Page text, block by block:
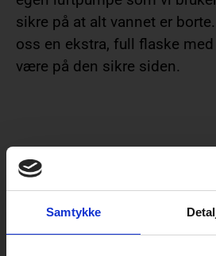
Samtykke
sikre på at alt vannet er
oss en ekstra, full flaske
være på den sikre siden.
Flere